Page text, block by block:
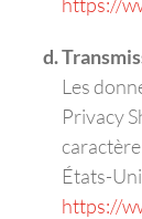
Les
Privacy
États-
https://